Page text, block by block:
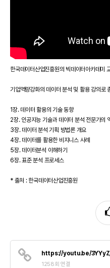
한국데이터산업진흥원의 빅데이터아카데미
기업역량강화의 데이터 분석 및 활용 강의로
1장. 데이터 활용의 기술 동향
2장. 인공지능 기술과 데이터 분석 전문가의
3장. 데이터 분석 기획 방법론 개요
4장. 데이터를 활용한 비지니스 사례
5장. 데이터분석 이해하기
6장. 표준 분석 프로세스
* 출처 : 한국데이터산업진흥원
https://youtu.be/
1258회 연결